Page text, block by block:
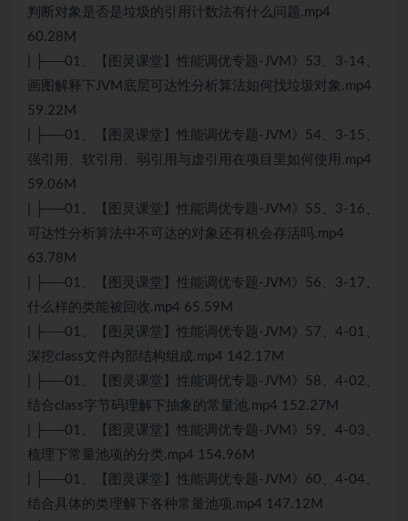
判断对象是否是垃圾的引用计数法有什么问题.mp4
60.28M
| ├──01、【图灵课堂】性能调优专题-JVM》53、3-14、
画图解释下JVM底层可达性分析算法如何找垃圾对象.mp4
59.22M
| ├──01、【图灵课堂】性能调优专题-JVM》54、3-15、
强引用、软引用、弱引用与虚引用在项目里如何使用.mp4
59.06M
| ├──01、【图灵课堂】性能调优专题-JVM》55、3-16、
可达性分析算法中不可达的对象还有机会存活吗.mp4
63.78M
| ├──01、【图灵课堂】性能调优专题-JVM》56、3-17、
什么样的类能被回收.mp4 65.59M
| ├──01、【图灵课堂】性能调优专题-JVM》57、4-01、
深挖class文件内部结构组成.mp4 142.17M
| ├──01、【图灵课堂】性能调优专题-JVM》58、4-02、
结合class字节码理解下抽象的常量池.mp4 152.27M
| ├──01、【图灵课堂】性能调优专题-JVM》59、4-03、
梳理下常量池项的分类.mp4 154.96M
| ├──01、【图灵课堂】性能调优专题-JVM》60、4-04、
结合具体的类理解下各种常量池项.mp4 147.12M